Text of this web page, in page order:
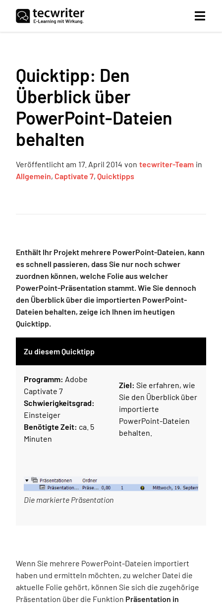
Quicktipp: Den
Überblick über
PowerPoint-Dateien
behalten
Veröffentlicht am 17. April 2014 von tecwriter-Team in
Allgemein, Captivate 7, Quicktipps
Enthält Ihr Projekt mehrere PowerPoint-Dateien, kann
es schnell passieren, dass Sie nur noch schwer
zuordnen können, welche Folie aus welcher
PowerPoint-Präsentation stammt. Wie Sie dennoch
den Überblick über die importierten PowerPoint-
Dateien behalten, zeige ich Ihnen im heutigen
Quicktipp.
Zu diesem Quicktipp
Programm: Adobe
Captivate 7
Schwierigkeitsgrad:
Einsteiger
Benötigte Zeit: ca. 5
Minuten
Ziel: Sie erfahren, wie
Sie den Überblick über
importierte
PowerPoint-Dateien
behalten.
Die markierte Präsentation
Wenn Sie mehrere PowerPoint-Dateien importiert
haben und ermitteln möchten, zu welcher Datei die
aktuelle Folie gehört, können Sie sich die zugehörige
Präsentation über die Funktion Präsentation in